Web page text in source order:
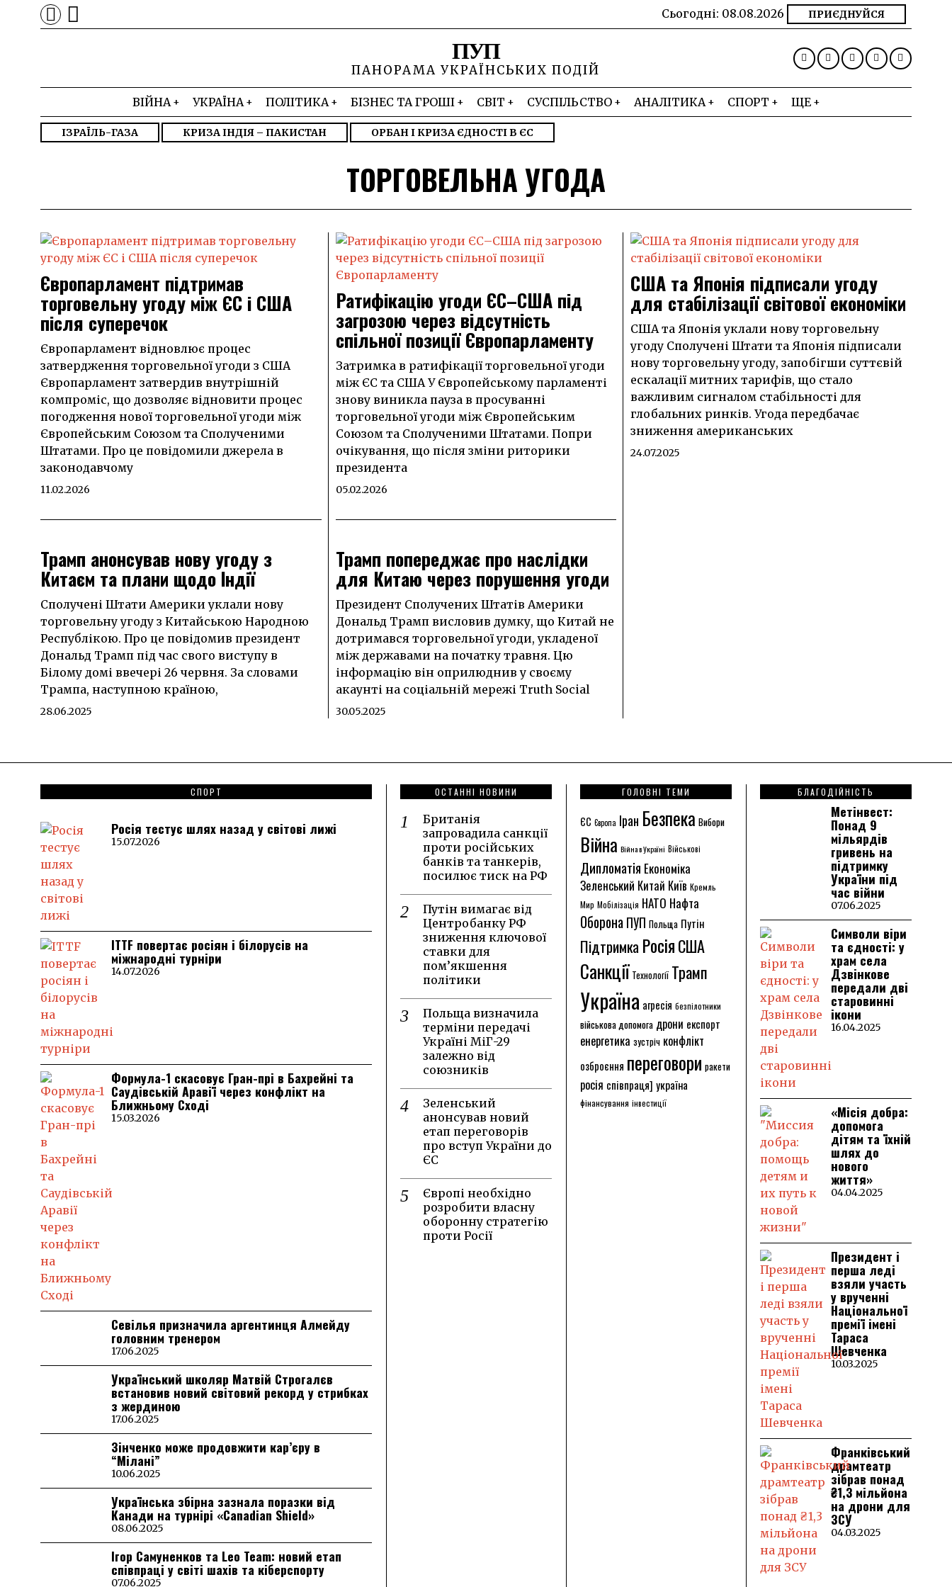
Сьогодні: 08.08.2026 ПРИЄДНУЙСЯ
ПУП
ПАНОРАМА УКРАЇНСЬКИХ ПОДІЙ
ВІЙНА УКРАЇНА ПОЛІТИКА БІЗНЕС ТА ГРОШІ СВІТ СУСПІЛЬСТВО АНАЛІТИКА СПОРТ ЩЕ
ІЗРАЇЛЬ-ГАЗА КРИЗА ІНДІЯ – ПАКИСТАН ОРБАН І КРИЗА ЄДНОСТІ В ЄС
ТОРГОВЕЛЬНА УГОДА
Європарламент підтримав
торговельну угоду між ЄС і США
після суперечок
Європарламент відновлює процес
затвердження торговельної угоди з США
Європарламент затвердив внутрішній
компроміс, що дозволяє відновити процес
погодження нової торговельної угоди між
Європейським Союзом та Сполученими
Штатами. Про це повідомили джерела в
законодавчому
11.02.2026
Ратифікацію угоди ЄС–США під
загрозою через відсутність
спільної позиції Європарламенту
Затримка в ратифікації торговельної угоди
між ЄС та США У Європейському парламенті
знову виникла пауза в просуванні
торговельної угоди між Європейським
Союзом та Сполученими Штатами. Попри
очікування, що після зміни риторики
президента
05.02.2026
США та Японія підписали угоду
для стабілізації світової економіки
США та Японія уклали нову торговельну
угоду Сполучені Штати та Японія підписали
нову торговельну угоду, запобігши суттєвій
ескалації митних тарифів, що стало
важливим сигналом стабільності для
глобальних ринків. Угода передбачає
зниження американських
24.07.2025
Трамп анонсував нову угоду з
Китаєм та плани щодо Індії
Сполучені Штати Америки уклали нову
торговельну угоду з Китайською Народною
Республікою. Про це повідомив президент
Дональд Трамп під час свого виступу в
Білому домі ввечері 26 червня. За словами
Трампа, наступною країною,
28.06.2025
Трамп попереджає про наслідки
для Китаю через порушення угоди
Президент Сполучених Штатів Америки
Дональд Трамп висловив думку, що Китай не
дотримався торговельної угоди, укладеної
між державами на початку травня. Цю
інформацію він оприлюднив у своєму
акаунті на соціальній мережі Truth Social
30.05.2025
СПОРТ
Росія тестує шлях назад у світові лижі
15.07.2026
ITTF повертає росіян і білорусів на
міжнародні турніри
14.07.2026
Формула-1 скасовує Гран-прі в Бахрейні та
Саудівській Аравії через конфлікт на
Ближньому Сході
15.03.2026
Севілья призначила аргентинця Алмейду
головним тренером
17.06.2025
Український школяр Матвій Строгалєв
встановив новий світовий рекорд у стрибках
з жердиною
17.06.2025
Зінченко може продовжити кар’єру в
“Мілані”
10.06.2025
Українська збірна зазнала поразки від
Канади на турнірі «Canadian Shield»
08.06.2025
Ігор Самуненков та Leo Team: новий етап
співпраці у світі шахів та кіберспорту
07.06.2025
ОСТАННІ НОВИНИ
Британія
запровадила санкції
проти російських
банків та танкерів,
посилює тиск на РФ
Путін вимагає від
Центробанку РФ
зниження ключової
ставки для
пом’якшення
політики
Польща визначила
терміни передачі
Україні МіГ-29
залежно від
союзників
Зеленський
анонсував новий
етап переговорів
про вступ України до
ЄС
Європі необхідно
розробити власну
оборонну стратегію
проти Росії
ГОЛОВНІ ТЕМИ
ЄС Європа Іран Безпека Вибори
Війна Війна в Україні Військові
Дипломатія Економіка
Зеленський Китай Київ Кремль
Мир Мобілізація НАТО Нафта
ОборонаПУП Польща Путін
Підтримка РосіяСША
Санкції Технології Трамп
Україна агресія безпілотники
військова допомога дрони експорт
енергетика зустріч конфлікт
озброєння переговори ракети
росія співпраця] україна
фінансування інвестиції
БЛАГОДІЙНІСТЬ
Метінвест:
Понад 9
мільярдів
гривень на
підтримку
України під
час війни
07.06.2025
Символи віри
та єдності: у
храм села
Дзвінкове
передали дві
старовинні
ікони
16.04.2025
«Місія добра:
допомога
дітям та їхній
шлях до
нового
життя»
04.04.2025
Президент і
перша леді
взяли участь
у врученні
Національної
премії імені
Тараса
Шевченка
10.03.2025
Франківський
драмтеатр
зібрав понад
₴1,3 мільйона
на дрони для
ЗСУ
04.03.2025